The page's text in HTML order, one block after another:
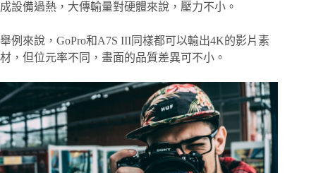
成設備過熱，大傳輸量對硬體來說，壓力不小。
舉例來說，GoPro和A7S III同樣都可以輸出4K的影片素
材，但位元率不同，畫面的品質差異可不小。